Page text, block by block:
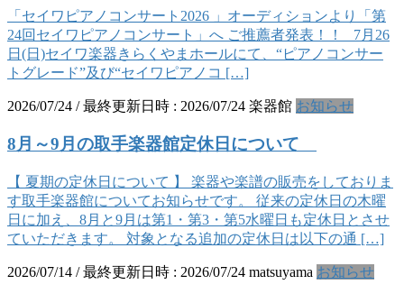
「セイワピアノコンサート2026 」オーディションより「第
24回セイワピアノコンサート」へ ご推薦者発表！！ 7月26
日(日)セイワ楽器きらくやまホールにて、“ピアノコンサー
トグレード”及び“セイワピアノコ […]
2026/07/24 / 最終更新日時 : 2026/07/24 楽器館 お知らせ
8月～9月の取手楽器館定休日について
【 夏期の定休日について 】 楽器や楽譜の販売をしておりま
す取手楽器館についてお知らせです。 従来の定休日の木曜
日に加え、8月と9月は第1・第3・第5水曜日も定休日とさせ
ていただきます。 対象となる追加の定休日は以下の通 […]
2026/07/14 / 最終更新日時 : 2026/07/24 matsuyama お知らせ